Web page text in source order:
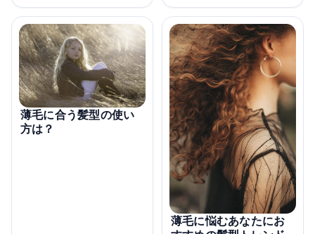
薄毛に合う髪型の使い
方は？
薄毛に悩むあなたにお